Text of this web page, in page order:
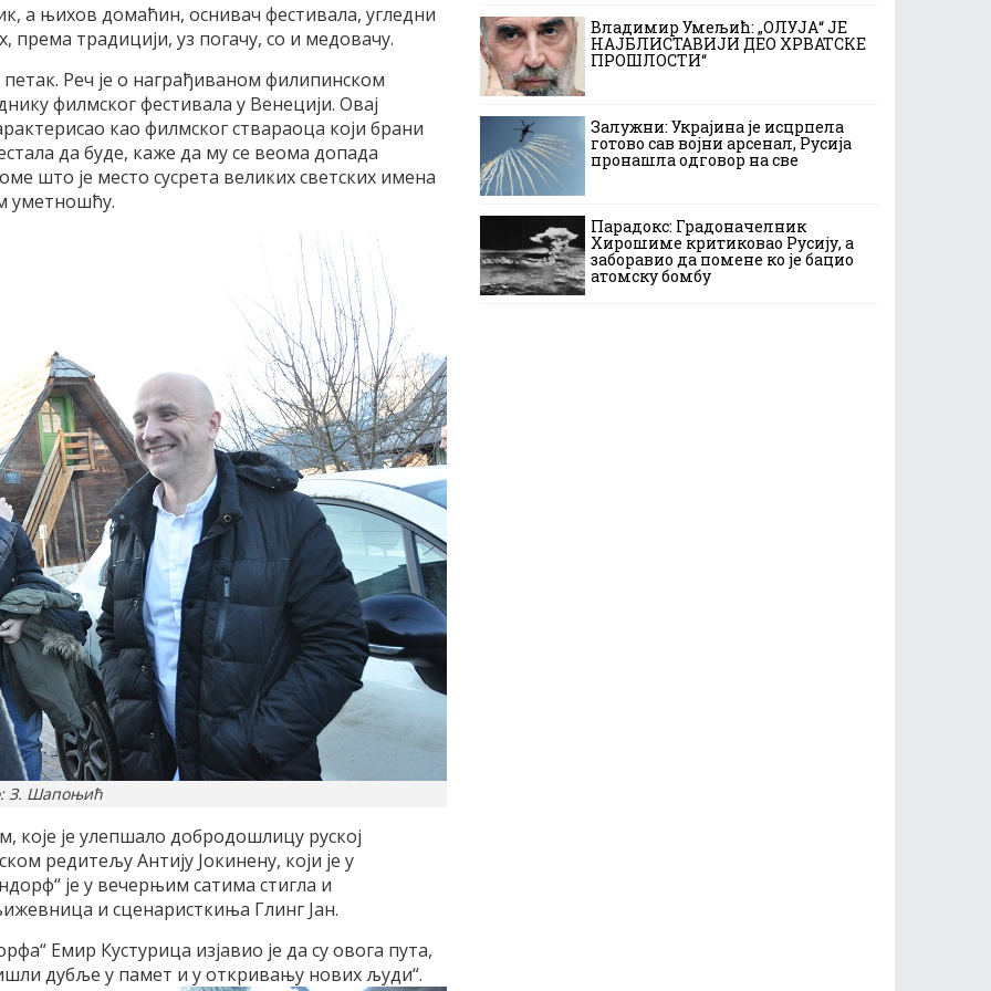
а њихов домаћин, оснивач фестивала, угледни
према традицији, уз погачу, со и медовачу.
петак. Реч је о награђиваном филипинском
филмског фестивала у Венецији. Овај
као филмског ствараоца који брани
да буде, каже да му се веома допада
што је место сусрета великих светских имена
уметношћу.
З. Шапоњић
које је улепшало добродошлицу руској
редитељу Антију Јокинену, који је у
је у вечерњим сатима стигла и
и сценаристкиња Глинг Јан.
Емир Кустурица изјавио је да су овога пута,
дубље у памет и у откривању нових људи“.
Владимир Умељић: „ОЛУЈА“ ЈЕ
НАЈБЛИСТАВИЈИ ДЕО ХРВАТСКЕ
ПРОШЛОСТИ“
Залужни: Украјина је исцрпела
готово сав војни арсенал, Русија
пронашла одговор на све
Парадокс: Градоначелник
Хирошиме критиковао Русију, а
заборавио да помене ко је бацио
атомску бомбу